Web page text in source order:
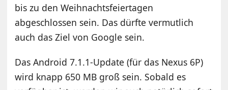
bis zu den Weihnachtsfeiertagen
abgeschlossen sein. Das dürfte vermutlich
auch das Ziel von Google sein.
Das Android 7.1.1-Update (für das Nexus 6P)
wird knapp 650 MB groß sein. Sobald es